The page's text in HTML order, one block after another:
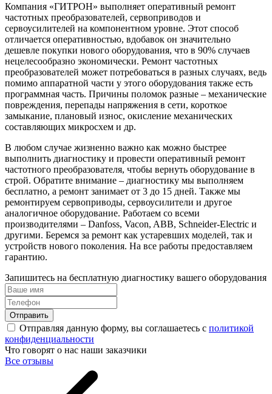
Компания «ГИТРОН» выполняет оперативный ремонт
частотных преобразователей, сервоприводов и
сервоусилителей на компонентном уровне. Этот способ
отличается оперативностью, вдобавок он значительно
дешевле покупки нового оборудования, что в 90% случаев
нецелесообразно экономически. Ремонт частотных
преобразователей может потребоваться в разных случаях, ведь
помимо аппаратной части у этого оборудования также есть
программная часть. Причины поломок разные – механические
повреждения, перепады напряжения в сети, короткое
замыкание, плановый износ, окисление механических
составляющих микросхем и др.
В любом случае жизненно важно как можно быстрее
выполнить диагностику и провести оперативный ремонт
частотного преобразователя, чтобы вернуть оборудование в
строй. Обратите внимание – диагностику мы выполняем
бесплатно, а ремонт занимает от 3 до 15 дней. Также мы
ремонтируем сервоприводы, сервоусилители и другое
аналогичное оборудование. Работаем со всеми
производителями – Danfoss, Vacon, ABB, Schneider-Electric и
другими. Беремся за ремонт как устаревших моделей, так и
устройств нового поколения. На все работы предоставляем
гарантию.
Запишитесь на бесплатную диагностику вашего оборудования
Отправить
Отправляя данную форму, вы соглашаетесь с политикой
конфиденциальности
Что говорят о нас наши заказчики
Все отзывы